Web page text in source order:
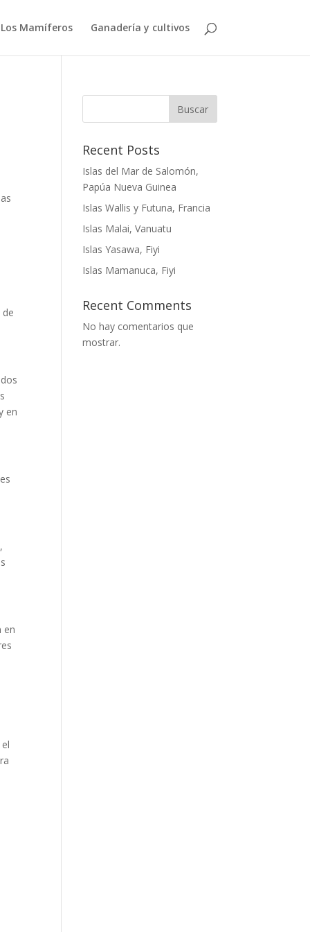
Los Mamíferos Ganadería y cultivos
en
en
Buscar
Recent Posts
Islas del Mar de Salomón,
Papúa Nueva Guinea
Islas Wallis y Futuna, Francia
Islas Malai, Vanuatu
Islas Yasawa, Fiyi
Islas Mamanuca, Fiyi
Recent Comments
No hay comentarios que
mostrar.